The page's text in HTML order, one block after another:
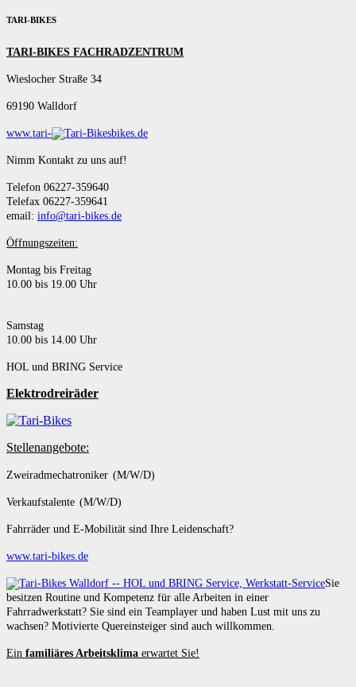
TARI-BIKES
TARI-BIKES FACHRADZENTRUM
Wieslocher Straße 34
69190 Walldorf
www.tari- bikes.de
Nimm Kontakt zu uns auf!
Telefon 06227-359640
Telefax 06227-359641
email: info@tari-bikes.de
Öffnungszeiten:
Montag bis Freitag
10.00 bis 19.00 Uhr
Samstag
10.00 bis 14.00 Uhr
HOL und BRING Service
Elektrodreiräder
Stellenangebote:
Zweiradmechatroniker (M/W/D)
Verkaufstalente (M/W/D)
Fahrräder und E-Mobilität sind Ihre Leidenschaft?
www.tari-bikes.de
Sie
besitzen Routine und Kompetenz für alle Arbeiten in einer
Fahrradwerkstatt? Sie sind ein Teamplayer und haben Lust mit uns zu
wachsen? Motivierte Quereinsteiger sind auch willkommen.
Ein familiäres Arbeitsklima erwartet Sie!